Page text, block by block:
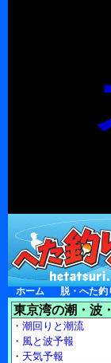
ホーム 脱・へた釣
東京湾の潮・波
・ 潮回りと潮流
・ 風と波予報
・ 天気予報